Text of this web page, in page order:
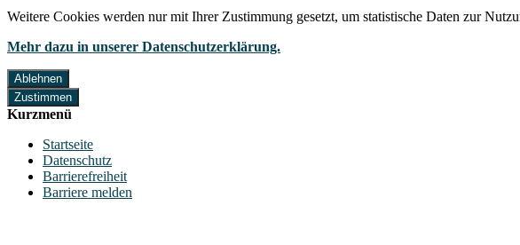
Weitere Cookies werden nur mit Ihrer Zustimmung gesetzt, um statistische Daten zur
Mehr dazu in unserer Datenschutzerklärung.
Ablehnen
Zustimmen
Kurzmenü
Startseite
Datenschutz
Barrierefreiheit
Barriere melden